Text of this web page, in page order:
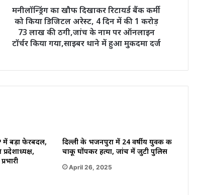
अरेस्ट,
ऑनलाइन
मनीलॉन्ड्रिंग का खौफ दिखाकर रिटायर्ड बैंक कर्मी
को किया डिजिटल अरेस्ट, 4 दिन में की 1 करोड़
73 लाख की ठगी,जांच के नाम पर ऑनलाइन
टॉर्चर किया गया,साइबर थाने में हुआ मुकदमा दर्ज
में बड़ा फेरबदल,
दिल्ली के भजनपुरा में 24 वर्षीय युवक की
चाकू घोंपकर हत्या, जांच में जुटी पुलिस
April 26, 2025